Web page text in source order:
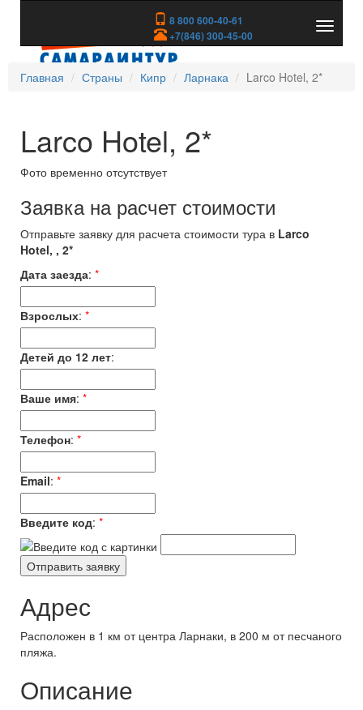
8 800 600-40-61
+7(846) 300-45-00
скрыть
Главная
Страны Кипр Ларнака Larco Hotel, 2*
Larco Hotel, 2*
Фото временно отсутствует
Заявка на расчет стоимости
Отправьте заявку для расчета стоимости тура в Larco
Hotel, , 2*
Дата заезда: *
Взрослых: *
Детей до 12 лет:
Ваше имя: *
Телефон: *
Email: *
Введите код: *
Адрес
Расположен в 1 км от центра Ларнаки, в 200 м от песчаного
пляжа.
Описание